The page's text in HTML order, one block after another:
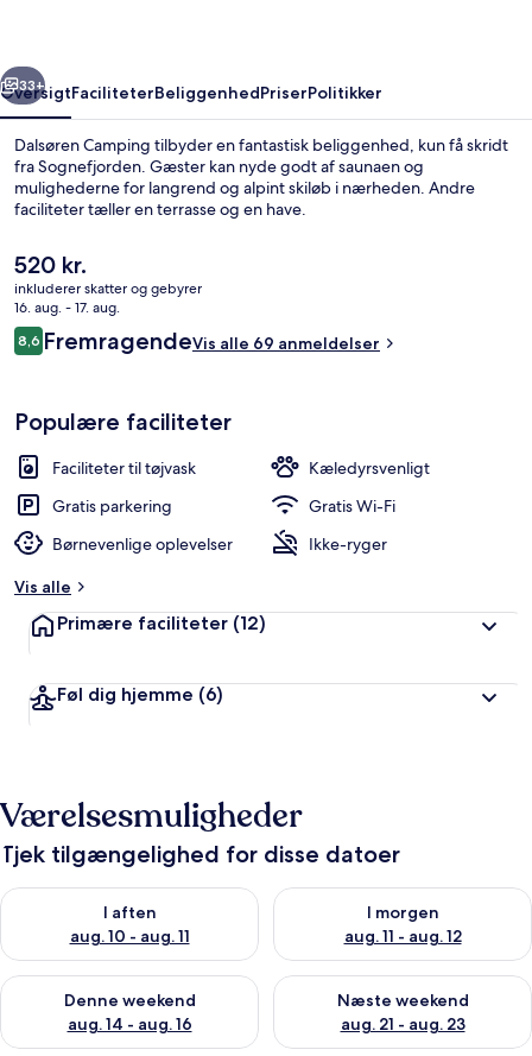
Spa
Næste
33+
OversigtFaciliteterBeliggenhedPriserPolitikker
Dalsøren Camping tilbyder en fantastisk beliggenhed, kun få skridt
fra Sognefjorden. Gæster kan nyde godt af saunaen og
mulighederne for langrend og alpint skiløb i nærheden. Andre
faciliteter tæller en terrasse og en have.
Den
nuværende
pris
er
520 kr.
520 kr.
inkluderer skatter og gebyrer
16. aug. - 17. aug.
Anmeldelser
8,68,6 ud af 10.
FremragendeVis alle 69 anmeldelser
Populære faciliteter
Faciliteter til tøjvask
Kæledyrsvenligt
Gratis parkering
Gratis Wi-Fi
Børnevenlige oplevelser
Ikke-ryger
Vis alle
Primære faciliteter (12)
Føl dig hjemme (6)
Værelsesmuligheder
Tjek tilgængelighed for disse datoer
I aften
aug. 10 - aug. 11
Tjek tilgængelighed for i aften aug. 10 - aug. 11
I morgen
aug. 11 - aug. 12
Tjek tilgængelighed for i
Denne weekend
aug. 14 - aug. 16
Tjek tilgængelighed for denne weekend aug. 14 - aug. 16
Næste weekend
aug. 21 - aug. 23
Tjek tilgængelighed for næste